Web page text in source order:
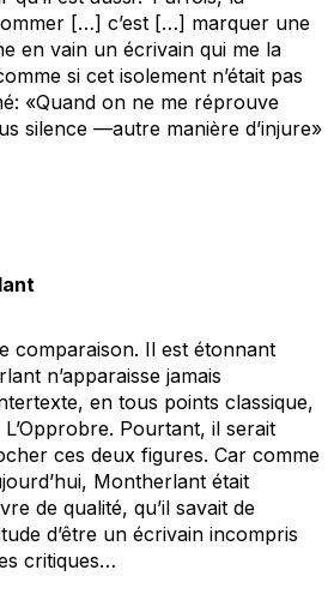
[…] c’est […] marquer une
en vain un écrivain qui me la
si cet isolement n’était pas
«Quand on ne me réprouve
silence —autre manière d’injure»
comparaison. Il est étonnant
n’apparaisse jamais
en tous points classique,
L’Opprobre. Pourtant, il serait
ces deux figures. Car comme
Montherlant était
de qualité, qu’il savait de
d’être un écrivain incompris
critiques…